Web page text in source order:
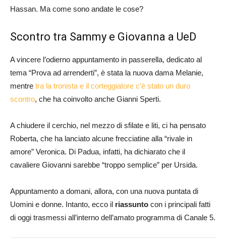
Hassan. Ma come sono andate le cose?
Scontro tra Sammy e Giovanna a UeD
A vincere l’odierno appuntamento in passerella, dedicato al
tema “Prova ad arrenderti”, è stata la nuova dama Melanie,
mentre tra la tronista e il corteggiatore c’è stato un duro
scontro, che ha coinvolto anche Gianni Sperti.
A chiudere il cerchio, nel mezzo di sfilate e liti, ci ha pensato
Roberta, che ha lanciato alcune frecciatine alla “rivale in
amore” Veronica. Di Padua, infatti, ha dichiarato che il
cavaliere Giovanni sarebbe “troppo semplice” per Ursida.
Appuntamento a domani, allora, con una nuova puntata di
Uomini e donne. Intanto, ecco il riassunto con i principali fatti
di oggi trasmessi all’interno dell’amato programma di Canale 5.